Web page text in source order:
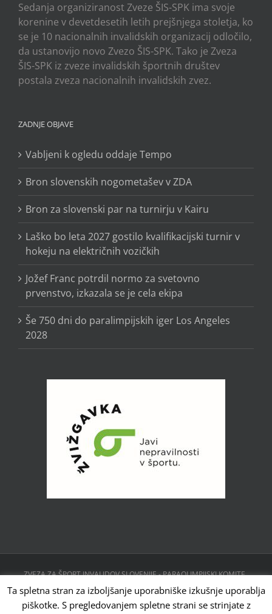
Sedanja organiziranost Zveze ŠIS-SPK ima svoje
korenine v devetdesetih letih prejšnjega stoletja, ko
se je 10 nacionalnih invalidskih organizacij odločilo,
da ustanovijo novo Zvezo ŠIS-SPK. Tako je Zveza
ŠIS-SPK iz zveze invalidskih športnih društev
postala zveza nacionalnih invalidskih zvez.
ZADNJE OBJAVE
Vabljeni k ogledu oddaje Tempo
Bron slovenskih nogometašev v ZDA
Bron za slovenski par na turnirju v Kairu
Laško bo leta 2027 gostilo kvalifikacijski turnir v
hokeju na električnih vozičkih
Jožef Franc potrdil normo za svetovno
prvenstvo, izkazala se je cela ekipa
Še 750 dni do paralimpijskih iger Los Angeles
2028
ZVEZA ZA ŠPORT INVALIDOV SLOVENIJE - PARAOLIMPIJSKI KOMITE ,
CESTA 24. JUNIJA 23, 1231 LJUBLJANA, SLOVENIJA | Powered by
WordPress
Ta spletna stran za izboljšanje uporabniške izkušnje uporablja
piškotke. S pregledovanjem spletne strani se strinjate z